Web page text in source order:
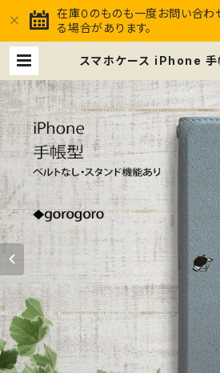
在庫０のものも一度お問い合わ
る場合があります。
スマホケース iPhone 手
スメ隊長Club